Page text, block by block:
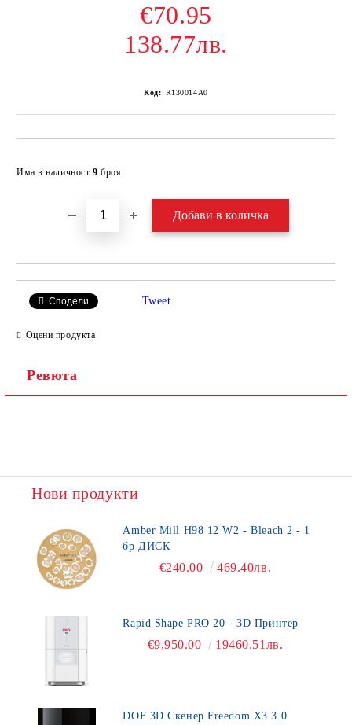
€70.95
138.77лв.
Код: R130014A0
Има в наличност 9 броя
Сподели Tweet
Оцени продукта
Ревюта
Нови продукти
Amber Mill H98 12 W2 - Bleach 2 - 1
бр ДИСК
€240.00 469.40лв.
Rapid Shape PRO 20 - 3D Принтер
€9,950.00 19460.51лв.
DOF 3D Скенер Freedom X3 3.0